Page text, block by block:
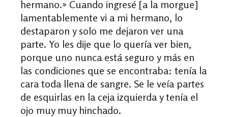
hermano.» Cuando ingresé [a la morgue]
lamentablemente vi a mi hermano, lo
destaparon y solo me dejaron ver una
parte. Yo les dije que lo quería ver bien,
porque uno nunca está seguro y más en
las condiciones que se encontraba: tenía la
cara toda llena de sangre. Se le veía partes
de esquirlas en la ceja izquierda y tenía el
ojo muy muy hinchado.